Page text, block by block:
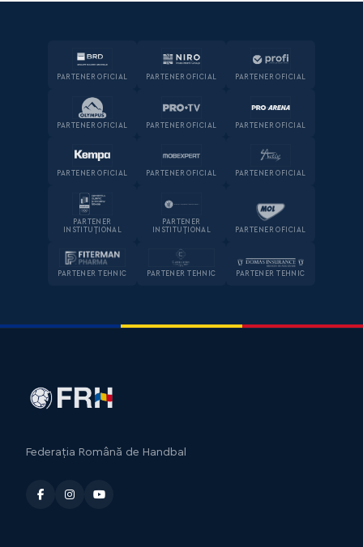
PARTENER OFICIAL PARTENER OFICIAL PARTENER OFICIAL
PARTENER OFICIAL PARTENER OFICIAL PARTENER OFICIAL
PARTENER OFICIAL PARTENER OFICIAL PARTENER OFICIAL
PARTENER
INSTITUȚIONAL
PARTENER
INSTITUȚIONAL
PARTENER OFICIAL
PARTENER TEHNIC PARTENER TEHNIC PARTENER TEHNIC
Federația Română de Handbal